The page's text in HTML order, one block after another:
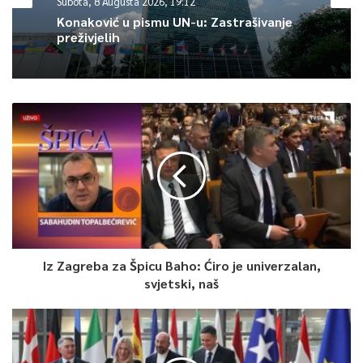
– Oni su istakli da im daje posebnu snagu što su ljudi iz Bosne i
Hercegovine na terenu, na čemu su i posebno zahvalni –
navedeno je u tweetu.
U kriznom štabu AFAD-a delegaciju iz BiH dočekao je ministar
unutrašnjih poslova Republike Turske Süleyman Soylu.
0
Article Rating
Konaković u pismu UN-u: Zastrašivanje
preživjelih
Iz Zagreba za Špicu Baho: Ćiro je univerzalan,
svjetski, naš